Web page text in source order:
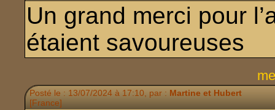
Un grand merci pour
étaient savoureuses
Posté le : 13/07/2024 à 17:10, par : Martine et Hubert
[France]